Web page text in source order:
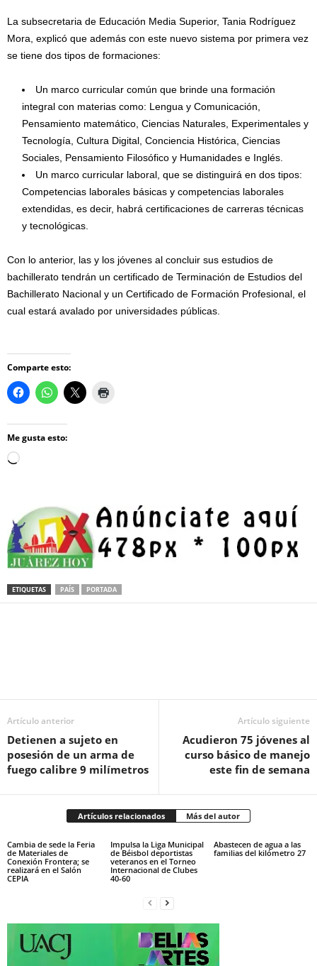
La subsecretaria de Educación Media Superior, Tania Rodríguez
Mora, explicó que además con este nuevo sistema por primera vez
se tiene dos tipos de formaciones:
Un marco curricular común que brinde una formación
integral con materias como: Lengua y Comunicación,
Pensamiento matemático, Ciencias Naturales, Experimentales y
Tecnología, Cultura Digital, Conciencia Histórica, Ciencias
Sociales, Pensamiento Filosófico y Humanidades e Inglés.
Un marco curricular laboral, que se distinguirá en dos tipos:
Competencias laborales básicas y competencias laborales
extendidas, es decir, habrá certificaciones de carreras técnicas
y tecnológicas.
Con lo anterior, las y los jóvenes al concluir sus estudios de
bachillerato tendrán un certificado de Terminación de Estudios del
Bachillerato Nacional y un Certificado de Formación Profesional, el
cual estará avalado por universidades públicas.
Comparte esto:
Me gusta esto:
Loading…
ETIQUETAS PAÍS PORTADA
Artículo anterior
Detienen a sujeto en
posesión de un arma de
fuego calibre 9 milímetros
Artículo siguiente
Acudieron 75 jóvenes al
curso básico de manejo
este fin de semana
Artículos relacionados Más del autor
Cambia de sede la Feria
de Materiales de
Conexión Frontera; se
realizará en el Salón
CEPIA
Impulsa la Liga Municipal
de Béisbol deportistas
veteranos en el Torneo
Internacional de Clubes
40-60
Abastecen de agua a las
familias del kilómetro 27